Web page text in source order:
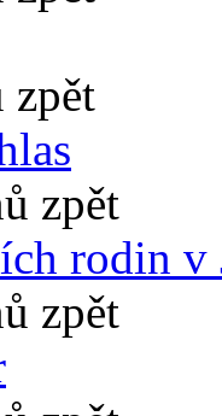
zpět
zpět
rodin v
zpět